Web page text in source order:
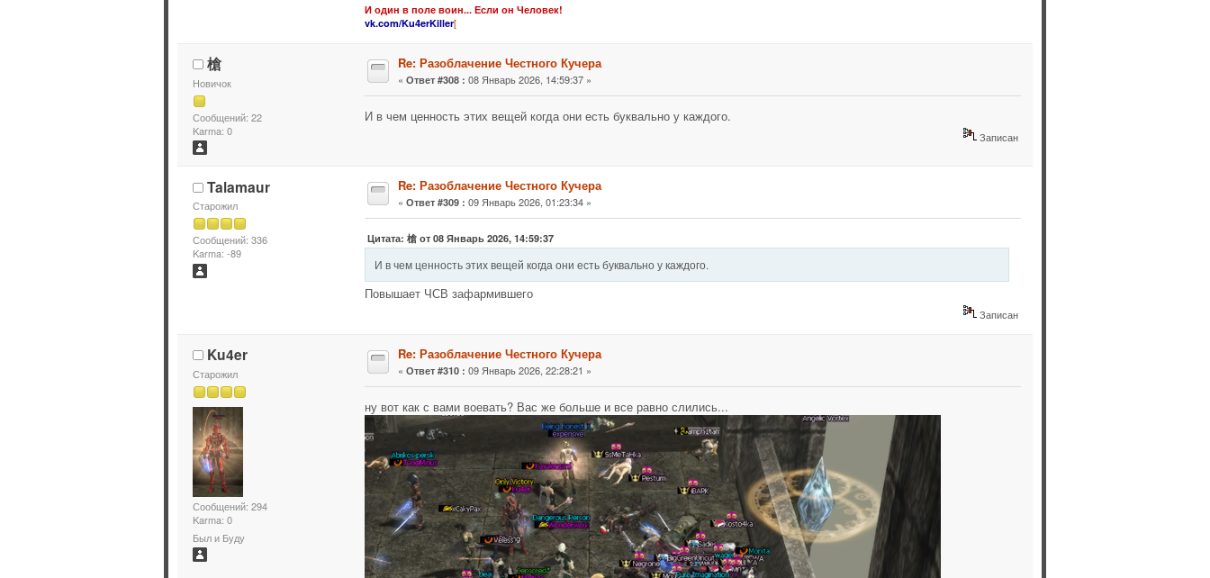
И один в поле воин... Если он Человек!
vk.com/Ku4erKiller[
槍
Новичок
Сообщений: 22
Karma: 0
Re: Разоблачение Честного Кучера
« Ответ #308 : 08 Январь 2026, 14:59:37 »
И в чем ценность этих вещей когда они есть буквально у каждого.
Записан
Talamaur
Старожил
Сообщений: 336
Karma: -89
Re: Разоблачение Честного Кучера
« Ответ #309 : 09 Январь 2026, 01:23:34 »
Цитата: 槍 от 08 Январь 2026, 14:59:37
И в чем ценность этих вещей когда они есть буквально у каждого.
Повышает ЧСВ зафармившего
Записан
Ku4er
Старожил
Сообщений: 294
Karma: 0
Был и Буду
Re: Разоблачение Честного Кучера
« Ответ #310 : 09 Январь 2026, 22:28:21 »
ну вот как с вами воевать? Вас же больше и все равно слились...